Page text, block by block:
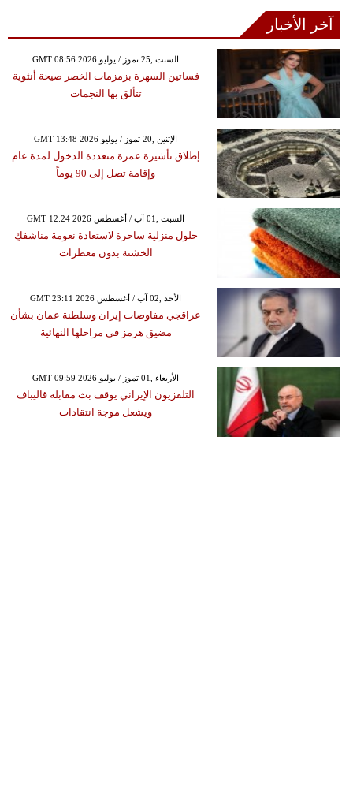
آخر الأخبار
GMT 08:56 2026 السبت ,25 تموز / يوليو
فساتين السهرة بزمزمات الخصر صيحة أنثوية
تتألق بها النجمات
GMT 13:48 2026 الإثنين ,20 تموز / يوليو
إطلاق تأشيرة عمرة متعددة الدخول لمدة عام
وإقامة تصل إلى 90 يوماً
GMT 12:24 2026 السبت ,01 آب / أغسطس
حلول منزلية ساحرة لاستعادة نعومة مناشفكِ
الخشنة بدون معطرات
GMT 23:11 2026 الأحد ,02 آب / أغسطس
عراقجي مفاوضات إيران وسلطنة عمان بشأن
مضيق هرمز في مراحلها النهائية
GMT 09:59 2026 الأربعاء ,01 تموز / يوليو
التلفزيون الإيراني يوقف بث مقابلة قاليباف
ويشعل موجة انتقادات